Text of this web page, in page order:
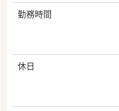
勤務時間
休日